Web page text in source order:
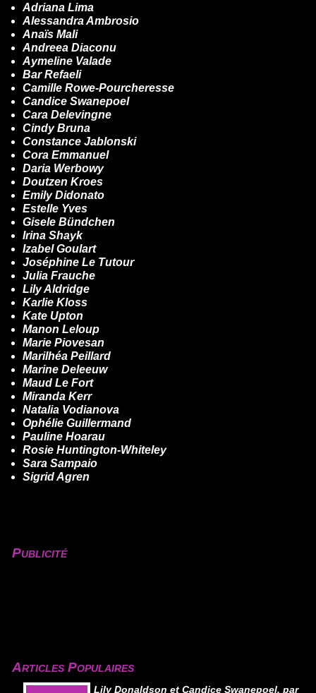
Adriana Lima
Alessandra Ambrosio
Anaïs Mali
Andreea Diaconu
Aymeline Valade
Bar Refaeli
Camille Rowe-Pourcheresse
Candice Swanepoel
Cara Delevingne
Cindy Bruna
Constance Jablonski
Cora Emmanuel
Daria Werbowy
Doutzen Kroes
Emily Didonato
Estelle Yves
Gisele Bündchen
Irina Shayk
Izabel Goulart
Joséphine Le Tutour
Julia Frauche
Lily Aldridge
Karlie Kloss
Kate Upton
Manon Leloup
Marie Piovesan
Marilhéa Peillard
Marine Deleeuw
Maud Le Fort
Miranda Kerr
Natalia Vodianova
Ophélie Guillermand
Pauline Hoarau
Rosie Huntington-Whiteley
Sara Sampaio
Sigrid Agren
Publicité
Articles Populaires
Lily Donaldson et Candice Swanepoel, par